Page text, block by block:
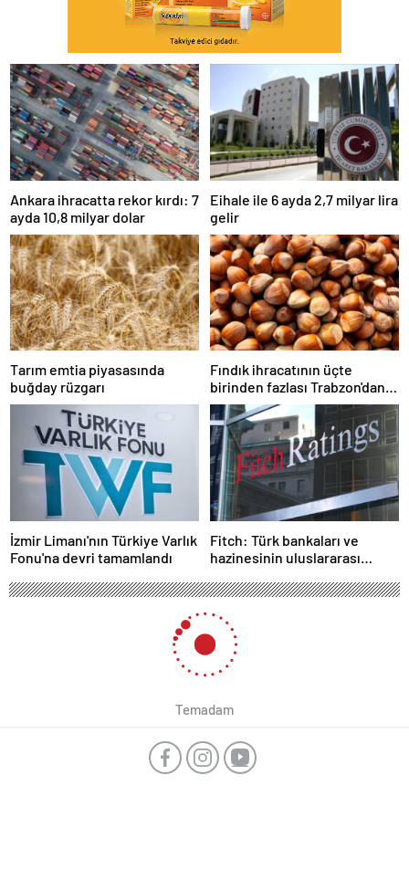
Ankara ihracatta rekor kırdı: 7
ayda 10,8 milyar dolar
Eihale ile 6 ayda 2,7 milyar lira
gelir
Tarım emtia piyasasında
buğday rüzgarı
Fındık ihracatının üçte
birinden fazlası Trabzon'dan
yapıldı
İzmir Limanı'nın Türkiye Varlık
Fonu'na devri tamamlandı
Fitch: Türk bankaları ve
hazinesinin uluslararası
Temadam